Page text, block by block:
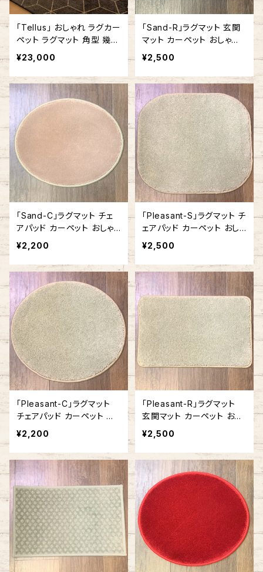
「Tellus」 おしゃれ ラグカー
ペット ラグマット 角型 幾何
学 幾何学模様 140cm x 1
80cm / 140cm x 200cm
ブラウン #122
¥23,000
「Sand-R」ラグマット 玄関
マット カーペット おしゃれ
長方形 角型
¥2,500
「Sand-C」ラグマット チェ
アパッド カーペット おしゃ
れ 丸型 ラウンド型 円形 ア
メリカ製
¥2,200
「Pleasant-S」ラグマット チ
ェアパッド カーペット おしゃ
れ 正方形 角型 アメリカ製
¥2,500
「Pleasant-C」ラグマット
チェアパッド カーペット お
しゃれ 丸型 ラウンド型 円
形 アメリカ製
¥2,200
「Pleasant-R」ラグマット
玄関マット カーペット おし
ゃれ 長方形 角型 アメリカ
¥2,500